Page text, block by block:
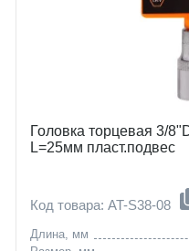
Головка торцевая 3/
L=25мм пласт.подвес
Код товара: AT-S38-08
Длина, мм